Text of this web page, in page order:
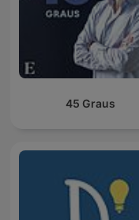
45 Graus